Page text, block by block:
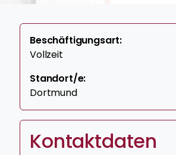
Beschäftigungsart:
Vollzeit
Standort/e:
Dortmund
Kontaktdaten